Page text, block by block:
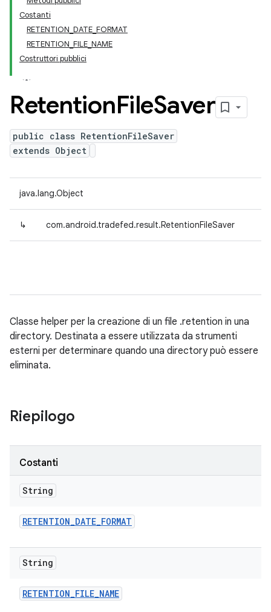
Costanti
RETENTION_DATE_FORMAT
RETENTION_FILE_NAME
Costruttori pubblici
RetentionFileSaver
public class RetentionFileSaver
extends Object
java.lang.Object
↳ com.android.tradefed.result.RetentionFileSaver
Classe helper per la creazione di un file .retention in una
directory. Destinata a essere utilizzata da strumenti
esterni per determinare quando una directory può essere
eliminata.
Riepilogo
Costanti
String
RETENTION_DATE_FORMAT
String
RETENTION_FILE_NAME